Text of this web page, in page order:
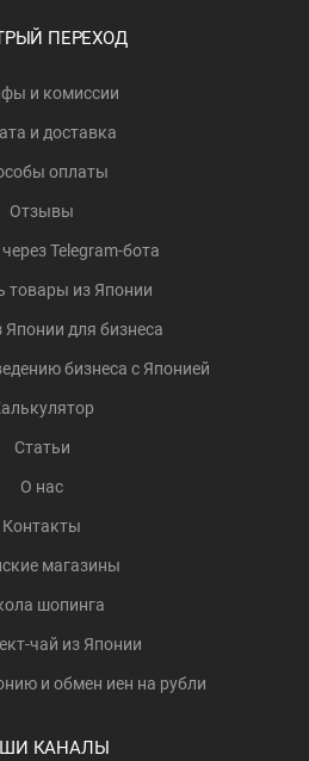
ПЕРЕХОД
и комиссии
и доставка
оплаты
Отзывы
Telegram-бота
товары из Японии
для бизнеса
бизнеса с Японией
Статьи
О нас
Контакты
магазины
шопинга
чай из Японии
и обмен иен на рубли
КАНАЛЫ